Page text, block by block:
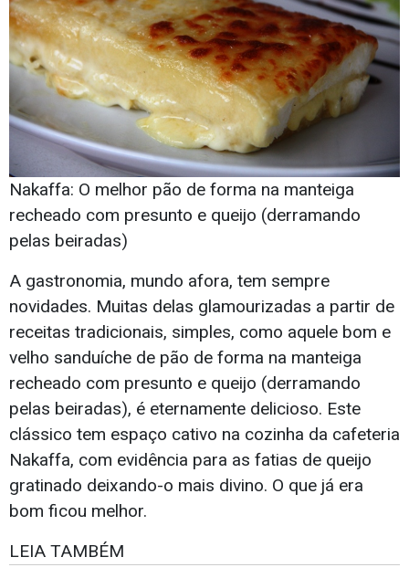
Nakaffa: O melhor pão de forma na manteiga
recheado com presunto e queijo (derramando
pelas beiradas)
A gastronomia, mundo afora, tem sempre
novidades. Muitas delas glamourizadas a partir de
receitas tradicionais, simples, como aquele bom e
velho sanduíche de pão de forma na manteiga
recheado com presunto e queijo (derramando
pelas beiradas), é eternamente delicioso. Este
clássico tem espaço cativo na cozinha da cafeteria
Nakaffa, com evidência para as fatias de queijo
gratinado deixando-o mais divino. O que já era
bom ficou melhor.
LEIA TAMBÉM